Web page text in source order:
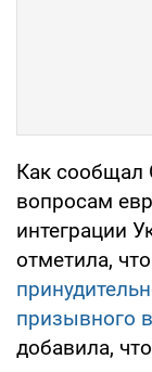
Как сообщал
вопросам
интеграции
отметила, что
призывного
добавила,